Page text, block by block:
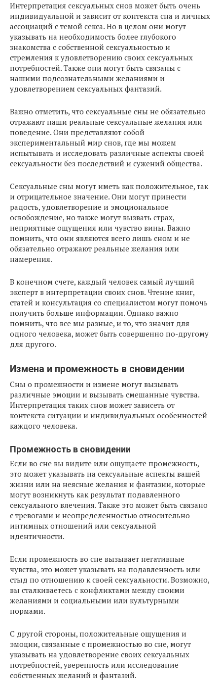
Интерпретация сексуальных снов может быть очень
индивидуальной и зависит от контекста сна и личных
ассоциаций с темой секса. Но в целом они могут
указывать на необходимость более глубокого
знакомства с собственной сексуальностью и
стремления к удовлетворению своих сексуальных
потребностей. Также они могут быть связаны с
нашими подсознательными желаниями и
удовлетворением сексуальных фантазий.
Важно отметить, что сексуальные сны не обязательно
отражают наши реальные сексуальные желания или
поведение. Они представляют собой
экспериментальный мир снов, где мы можем
испытывать и исследовать различные аспекты своей
сексуальности без последствий и сужений общества.
Сексуальные сны могут иметь как положительное, так
и отрицательное значение. Они могут принести
радость, удовлетворение и эмоциональное
освобождение, но также могут вызвать страх,
неприятные ощущения или чувство вины. Важно
помнить, что они являются всего лишь сном и не
обязательно отражают реальные желания или
намерения.
В конечном счете, каждый человек самый лучший
эксперт в интерпретации своих снов. Чтение книг,
статей и консультация со специалистом могут помочь
получить больше информации. Однако важно
помнить, что все мы разные, и то, что значит для
одного человека, может быть совершенно по-другому
для другого.
Измена и промежность в сновидении
Сны о промежности и измене могут вызывать
различные эмоции и вызывать смешанные чувства.
Интерпретация таких снов может зависеть от
контекста ситуации и индивидуальных особенностей
каждого человека.
Промежность в сновидении
Если во сне вы видите или ощущаете промежность,
это может указывать на сексуальные аспекты вашей
жизни или на неясные желания и фантазии, которые
могут возникнуть как результат подавленного
сексуального влечения. Также это может быть связано
с тревогами и неопределенностью относительно
интимных отношений или сексуальной
идентичности.
Если промежность во сне вызывает негативные
чувства, это может указывать на подавленность или
стыд по отношению к своей сексуальности. Возможно,
вы сталкиваетесь с конфликтами между своими
желаниями и социальными или культурными
нормами.
С другой стороны, положительные ощущения и
эмоции, связанные с промежностью во сне, могут
указывать на удовлетворение своих сексуальных
потребностей, уверенность или исследование
собственных желаний и фантазий.